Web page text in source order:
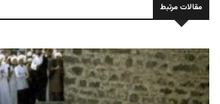
مقالات مرتبط